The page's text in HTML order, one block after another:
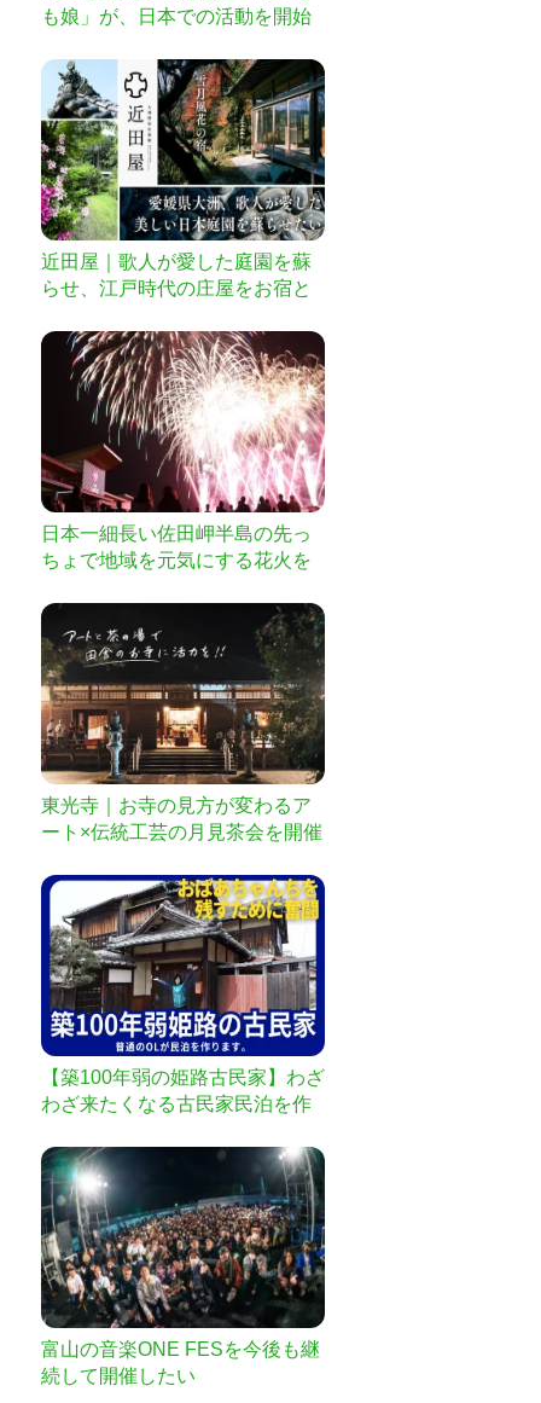
も娘」が、日本での活動を開始
近田屋｜歌人が愛した庭園を蘇
らせ、江戸時代の庄屋をお宿と
日本一細長い佐田岬半島の先っ
ちょで地域を元気にする花火を
東光寺｜お寺の見方が変わるア
ート×伝統工芸の月見茶会を開催
【築100年弱の姫路古民家】わざ
わざ来たくなる古民家民泊を作
富山の音楽ONE FESを今後も継
続して開催したい